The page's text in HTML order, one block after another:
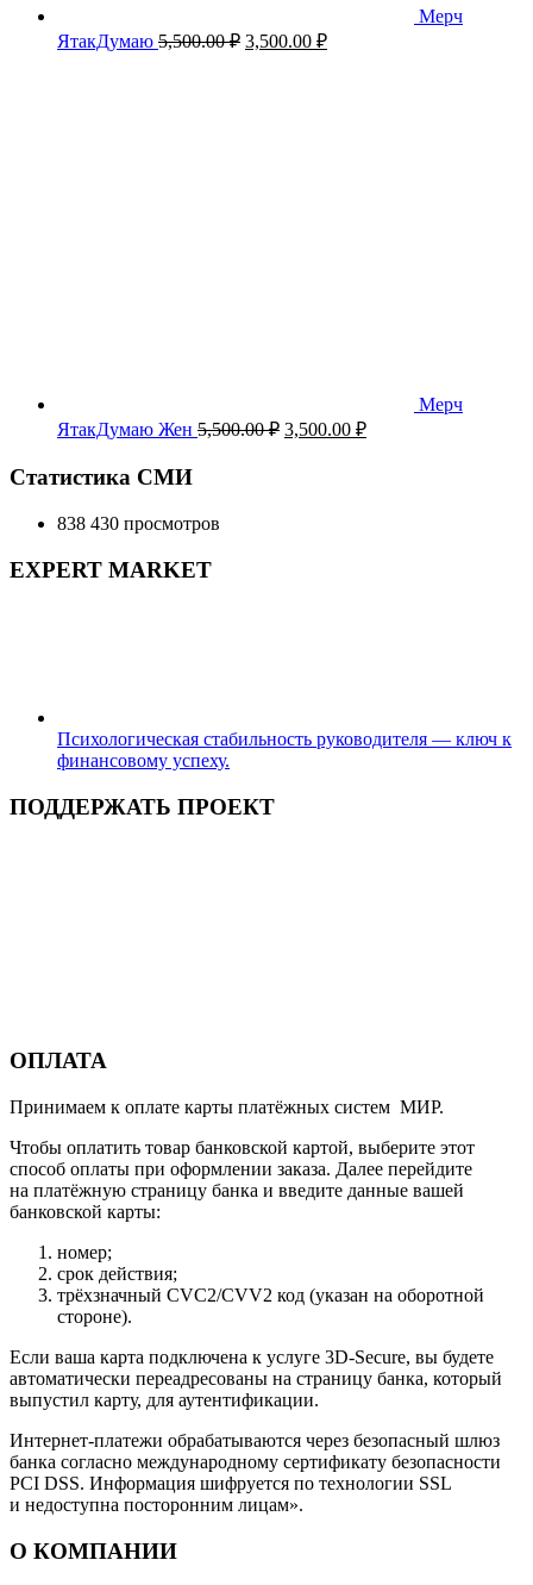
Мерч
ЯтакДумаю 5,500.00₽ Первоначальная
3,500.00 ₽Текущая
Мерч
ЯтакДумаю Жен 5,500.00₽ Первоначальная
3,500.00 ₽Текущая
Статистика СМИ
838 430 просмотров
EXPERT MARKET
Психологическая стабильность руководителя — ключ к
финансовому успеху.
ПОДДЕРЖАТЬ ПРОЕКТ
ОПЛАТА
Принимаем к оплате карты платёжных систем МИР.
Чтобы оплатить товар банковской картой, выберите этот
способ оплаты при оформлении заказа. Далее перейдите
на платёжную страницу банка и введите данные вашей
банковской карты:
номер;
срок действия;
трёхзначный CVC2/CVV2 код (указан на оборотной
стороне).
Если ваша карта подключена к услуге 3D-Secure, вы будете
автоматически переадресованы на страницу банка, который
выпустил карту, для аутентификации.
Интернет-платежи обрабатываются через безопасный шлюз
банка согласно международному сертификату безопасности
PCI DSS. Информация шифруется по технологии SSL
и недоступна посторонним лицам».
О КОМПАНИИ